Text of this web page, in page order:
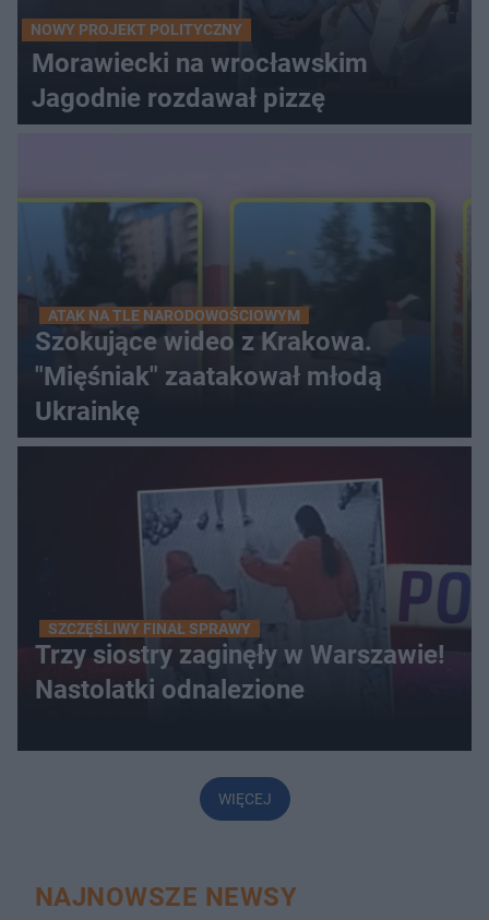
NOWY PROJEKT POLITYCZNY
Morawiecki na wrocławskim
Jagodnie rozdawał pizzę
ATAK NA TLE NARODOWOŚCIOWYM
Szokujące wideo z Krakowa.
"Mięśniak" zaatakował młodą
Ukrainkę
SZCZĘŚLIWY FINAŁ SPRAWY
Trzy siostry zaginęły w Warszawie!
Nastolatki odnalezione
WIĘCEJ
NAJNOWSZE NEWSY